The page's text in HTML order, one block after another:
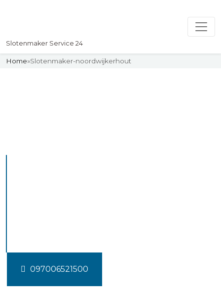
Slotenmaker Service 24
Home»Slotenmaker-noordwijkerhout
097006521500